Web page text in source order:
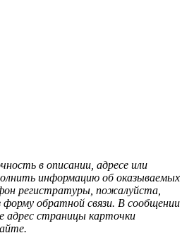
в описании, адресе или
информацию об оказываемых
регистратуры, пожалуйста,
обратной связи. В сообщении
адрес страницы карточки